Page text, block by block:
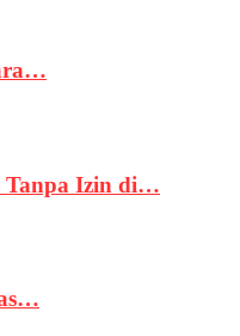
Tanpa Izin di…